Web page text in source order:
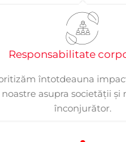
Responsabilitate
întotdeauna
noastre asupra societății și
înconjurător.